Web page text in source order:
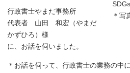
＊写
行政書士やまだ事務所
代表者 山田 和宏（やまだ
かずひろ）様
に、お話を伺いました。
＊お話を伺って、行政書士の業務の中